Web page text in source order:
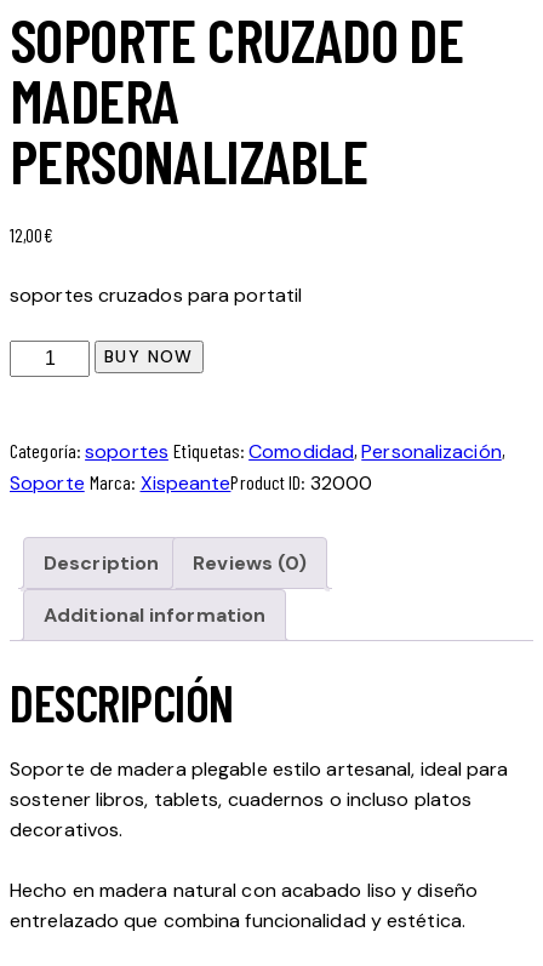
SOPORTE CRUZADO DE
MADERA
PERSONALIZABLE
12,00€
soportes cruzados para portatil
BUY NOW
Categoría:soportes Etiquetas:Comodidad,Personalización,
Soporte Marca: XispeanteProduct ID: 32000
Description Reviews (0)
Additional information
DESCRIPCIÓN
Soporte de madera plegable estilo artesanal, ideal para
sostener libros, tablets, cuadernos o incluso platos
decorativos.
Hecho en madera natural con acabado liso y diseño
entrelazado que combina funcionalidad y estética.